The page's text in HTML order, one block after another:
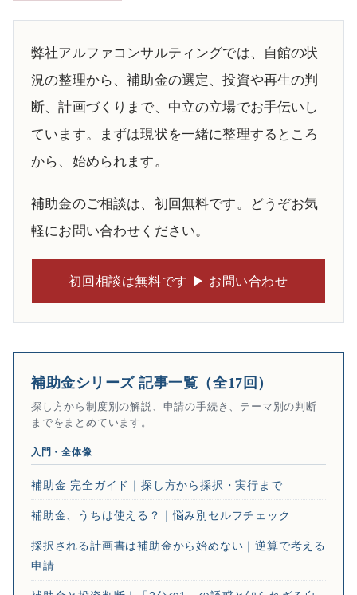
弊社アルファコンサルティングでは、自館の状
況の整理から、補助金の選定、投資や再生の判
断、計画づくりまで、中立の立場でお手伝いし
ています。まずは現状を一緒に整理するところ
から、始められます。
補助金のご相談は、初回無料です。どうぞお気
軽にお問い合わせください。
初回相談は無料です ▶ お問い合わせ
補助金シリーズ 記事一覧（全17回）
探し方から制度別の解説、申請の手続き、テーマ別の判断
までをまとめています。
入門・全体像
補助金 完全ガイド｜探し方から採択・実行まで
補助金、うちは使える？｜悩み別セルフチェック
採択される計画書は補助金から始めない｜逆算で考える
申請